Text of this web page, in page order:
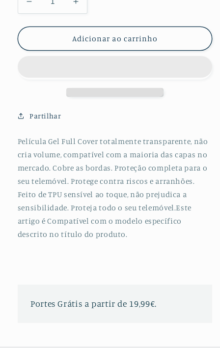
Diminuir
a
quantidade
Kit
Frente
Verso
+
Bordas
Laterais
para
Samsung
Galaxy
S20
Plus
Aumentar
a
quantidade
de
Kit
+
Bordas
Laterais
para
Samsung
Galaxy
S20
Plus
Adicionar ao carrinho
Partilhar
Película Gel Full Cover totalmente transparente, não
cria volume, compatível com a maioria das capas no
mercado. Cobre as bordas. Proteção completa para o
seu telemóvel. Protege contra riscos e arranhões.
Feito de TPU sensível ao toque, não prejudica a
sensibilidade. Proteja todo o seu telemóvel.Este
artigo é Compatível com o modelo específico
descrito no título do produto.
Portes Grátis a partir de 19,99€.